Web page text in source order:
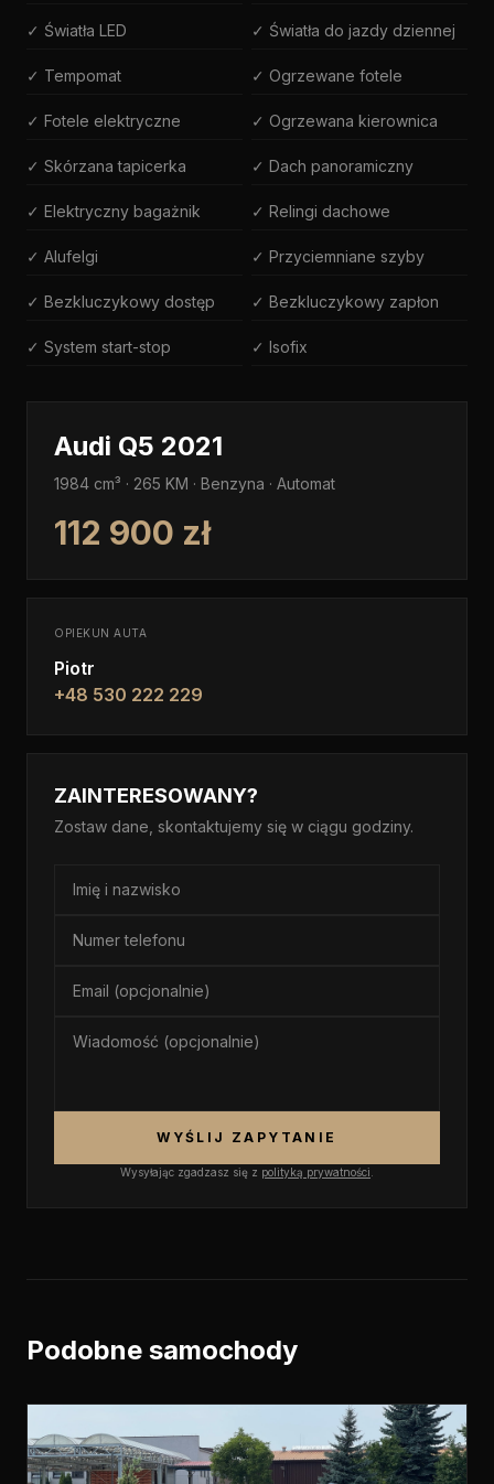
✓ Światła LED ✓ Światła do jazdy dziennej
✓ Tempomat ✓ Ogrzewane fotele
✓ Fotele elektryczne ✓ Ogrzewana kierownica
✓ Skórzana tapicerka ✓ Dach panoramiczny
✓ Elektryczny bagażnik ✓ Relingi dachowe
✓ Alufelgi ✓ Przyciemniane szyby
✓ Bezkluczykowy dostęp ✓ Bezkluczykowy zapłon
✓ System start-stop ✓ Isofix
Audi Q5 2021
1984 cm³ · 265 KM · Benzyna · Automat
112 900 zł
OPIEKUN AUTA
Piotr
+48 530 222 229
ZAINTERESOWANY?
Zostaw dane, skontaktujemy się w ciągu godziny.
WYŚLIJ ZAPYTANIE
Wysyłając zgadzasz się z polityką prywatności
Podobne samochody